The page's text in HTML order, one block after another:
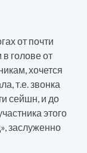
от почти
голове от
хочется
т.е. звонка
сейшн, и до
этого
заслуженно